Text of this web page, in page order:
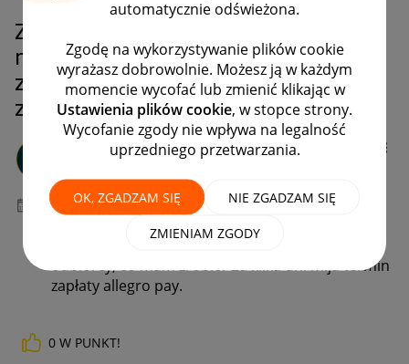
automatycznie odświeżona.
Zgodę na wykorzystywanie plików cookie
wyrażasz dobrowolnie. Możesz ją w każdym
momencie wycofać lub zmienić klikając w
Ustawienia plików cookie, w stopce strony.
Wycofanie zgody nie wpływa na legalność
uprzedniego przetwarzania.
OK, ZGADZAM SIĘ NIE ZGADZAM SIĘ
ZMIENIAM ZGODY
Zwrot przez przewozika Allegro
nie dotarł do odbiorcy, co mam
zrobic? Za kilka dni mija termin
zapł.
MONIKA_D7
‎03-10-2025 12:22
odbiorcy, co mam zrobic? Za kilka dni mija termin
zapłaty allegro pay.
0 W PUNKT!